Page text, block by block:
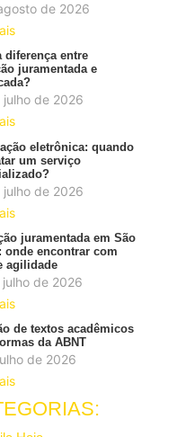
de 2026
diferença entre
juramentada e
julho de 2026
eletrônica: quando
um serviço
julho de 2026
juramentada em São
onde encontrar com
agilidade
julho de 2026
de textos acadêmicos
da ABNT
de 2026